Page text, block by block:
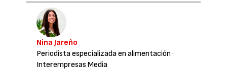
Nina Jareño
Periodista especializada en alimentación ·
Interempresas Media